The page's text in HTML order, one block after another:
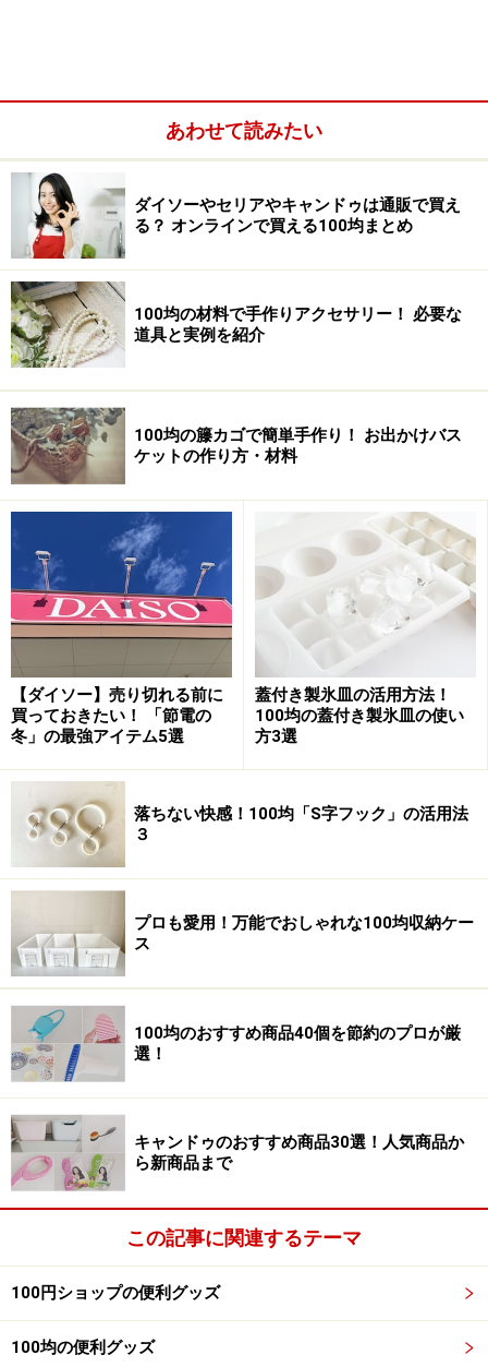
捺印できる印鑑ケース。蓋の部分には朱肉がついている
ので、捺印する度に印鑑に朱肉をつける必要もありませ
ん。
クリーナー付きスマホケース
100円ショップセリアのクリーナー付きスマホケース
がクリーナーになっているので汚れた画面を拭くのにも
便利です。スマホだけでなく小さめのデジカメを入れて
も便利ですね。
USBケーブル
100円ショップセリアのUSBケーブル
これはUSB-iPhoneなど多種あります。メーカー品でも断
線しやすいケーブルなどは、100円ショップで間に合わ
せるのもよいのではないでしょうか
あわせて読みたい
ダイソーやセリアやキャンドゥは通販で買え
る？ オンラインで買える100均まとめ
100均の材料で手作りアクセサリー！ 必要な
道具と実例を紹介
100均の籐カゴで簡単手作り！ お出かけバス
ケットの作り方・材料
【ダイソー】売り切れる前に
買っておきたい！ 「節電の
冬」の最強アイテム5選
蓋付き製氷皿の活用方法！
100均の蓋付き製氷皿の使い
方3選
落ちない快感！100均「S字フック」の活用法
３
プロも愛用！万能でおしゃれな100均収納ケー
ス
100均のおすすめ商品40個を節約のプロが厳
選！
キャンドゥのおすすめ商品30選！人気商品か
ら新商品まで
この記事に関連するテーマ
100円ショップの便利グッズ
100均の便利グッズ